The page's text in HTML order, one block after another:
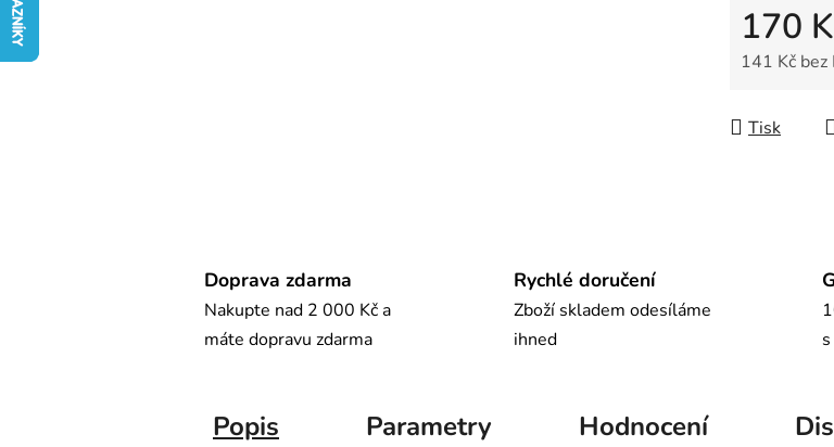
170
141 Kč bez
Tisk
Doprava zdarma
Nakupte nad 2 000 Kč a
máte dopravu zdarma
Rychlé doručení
Zboží skladem odesíláme
ihned
Popis Parametry Hodnocení